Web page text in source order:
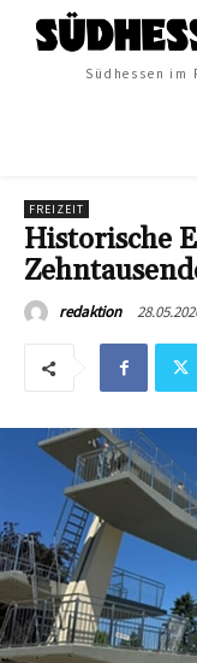
Südhessen
FREIZEIT
Historische
redaktion